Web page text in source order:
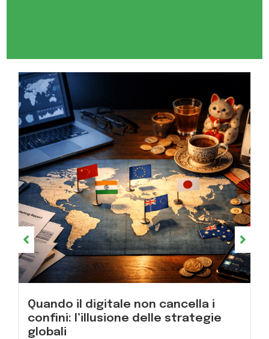
Quando il digitale non cancella i
confini: l’illusione delle strategie
globali